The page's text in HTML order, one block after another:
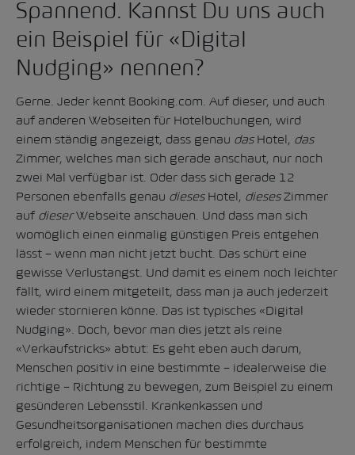
Spannend. Kannst Du uns auch
ein Beispiel für «Digital
Nudging» nennen?
Gerne. Jeder kennt Booking.com. Auf dieser, und auch
auf anderen Webseiten für Hotelbuchungen, wird
einem ständig angezeigt, dass genau dasHotel, das
Zimmer, welches man sich gerade anschaut, nur noch
zwei Mal verfügbar ist. Oder dass sich gerade 12
Personen ebenfalls genau diesesHotel, diesesZimmer
auf dieserWebseite anschauen. Und dass man sich
womöglich einen einmalig günstigen Preis entgehen
lässt – wenn man nicht jetzt bucht. Das schürt eine
gewisse Verlustangst. Und damit es einem noch leichter
fällt, wird einem mitgeteilt, dass man ja auch jederzeit
wieder stornieren könne. Das ist typisches «Digital
Nudging». Doch, bevor man dies jetzt als reine
«Verkaufstricks» abtut: Es geht eben auch darum,
Menschen positiv in eine bestimmte – idealerweise die
richtige – Richtung zu bewegen, zum Beispiel zu einem
gesünderen Lebensstil. Krankenkassen und
Gesundheitsorganisationen machen dies durchaus
erfolgreich, indem Menschen für bestimmte